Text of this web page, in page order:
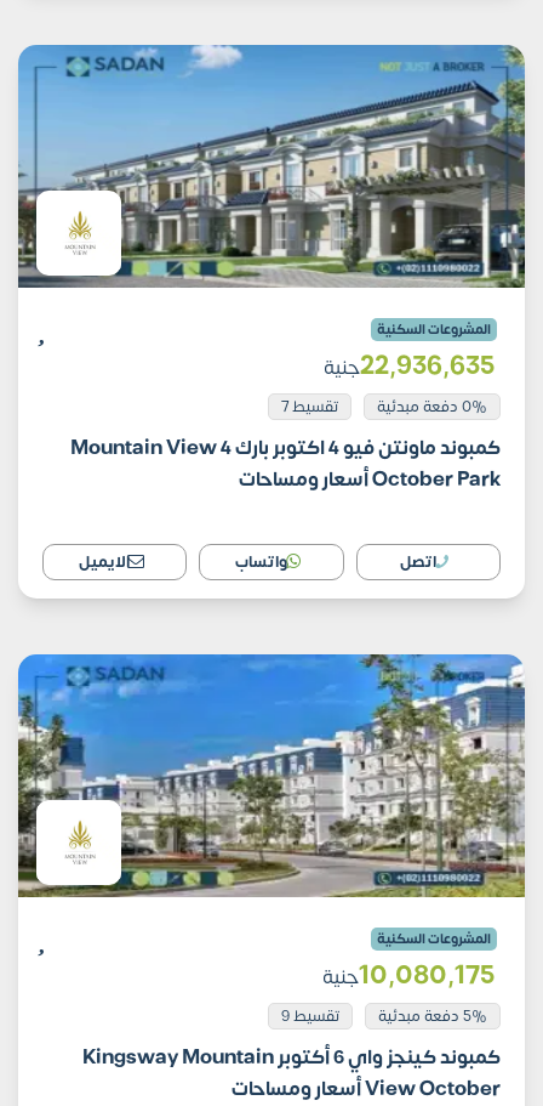
المشروعات السكنية
22٬936٬635جنية
0% دفعة مبدئية تقسيط 7
كمبوند ماونتن فيو 4 اكتوبر بارك Mountain View 4
October Park أسعار ومساحات
اتصل واتساب الايميل
المشروعات السكنية
10٬080٬175جنية
5% دفعة مبدئية تقسيط 9
كمبوند كينجز واي 6 أكتوبر Kingsway Mountain
View October أسعار ومساحات